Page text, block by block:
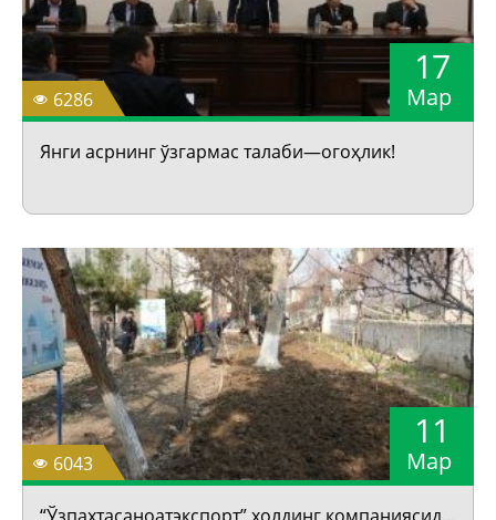
6286
17
Мар
Янги асрнинг ўзгармас талаби—огоҳлик!
6043
11
Мар